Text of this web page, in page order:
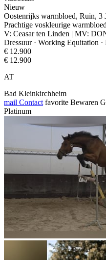
Nieuw
Oostenrijks warmbloed, Ruin, 3
Prachtige voskleurige
V: Ceasar ten Linden | MV:
Dressuur · Working Equitation ·
€ 12.900
€ 12.900
AT
Bad Kleinkirchheim
mail Contact favorite Bewaren
Platinum